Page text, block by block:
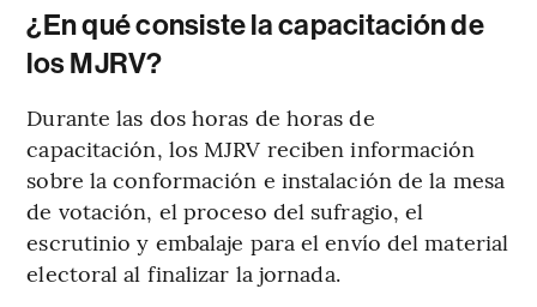
¿En qué consiste la capacitación de
los MJRV?
Durante las dos horas de horas de
capacitación, los MJRV reciben información
sobre la conformación e instalación de la mesa
de votación, el proceso del sufragio, el
escrutinio y embalaje para el envío del material
electoral al finalizar la jornada.